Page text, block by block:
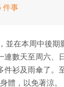
件事
並在本周中後期
數天至周六、
衫及雨傘了。
體，以免著涼。